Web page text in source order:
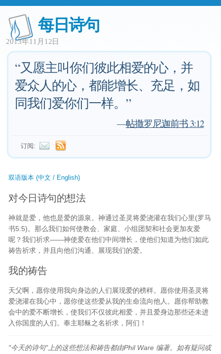
每日诗句
2013年11月12日
“又愿主叫你们彼此相爱的心，并
爱众人的心，都能增长、充足，如
同我们爱你们一样。”
—帖撒罗尼迦前书 3:12
订阅:
双语版本 (中文 / English)
对今日诗句的想法
神就是爱，他也是爱的源泉。神通过圣灵将爱浇灌在我们心里(罗马
书5:5)。那么我们如何使教会、家庭、小组团契和社会更加友爱
呢？我们祈求——神使爱在他们中间增长，使他们知道为他们如此
祷告祈求，并且向他们沟通、展现我们的爱。
我的祷告
天父啊，愿你使用我向身边的人们展现爱的榜样。愿你使用圣灵将
爱浇灌在我心中，愿你使这些爱从我的生命流向他人。愿你帮助教
会中的爱不断增长，使我们不仅彼此相爱，并且爱身边那些还未进
入你国度的人们。奉主耶稣之名祈求，阿们！
"今天的诗句"上的这些想法和祷告都由Phil Ware 编著。如有疑问或